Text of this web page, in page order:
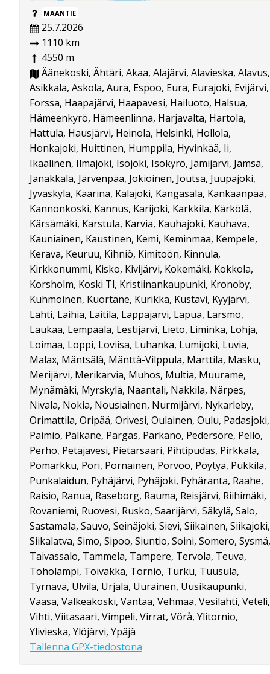
MAANTIE
25.7.2026
1110 km
4550 m
Äänekoski, Ähtäri, Akaa, Alajärvi, Alavieska, Alavus,
Asikkala, Askola, Aura, Espoo, Eura, Eurajoki, Evijärvi,
Forssa, Haapajärvi, Haapavesi, Hailuoto, Halsua,
Hämeenkyrö, Hämeenlinna, Harjavalta, Hartola,
Hattula, Hausjärvi, Heinola, Helsinki, Hollola,
Honkajoki, Huittinen, Humppila, Hyvinkää, Ii,
Ikaalinen, Ilmajoki, Isojoki, Isokyrö, Jämijärvi, Jämsä,
Janakkala, Järvenpää, Jokioinen, Joutsa, Juupajoki,
Jyväskylä, Kaarina, Kalajoki, Kangasala, Kankaanpää,
Kannonkoski, Kannus, Karijoki, Karkkila, Kärkölä,
Kärsämäki, Karstula, Karvia, Kauhajoki, Kauhava,
Kauniainen, Kaustinen, Kemi, Keminmaa, Kempele,
Kerava, Keuruu, Kihniö, Kimitoön, Kinnula,
Kirkkonummi, Kisko, Kivijärvi, Kokemäki, Kokkola,
Korsholm, Koski Tl, Kristiinankaupunki, Kronoby,
Kuhmoinen, Kuortane, Kurikka, Kustavi, Kyyjärvi,
Lahti, Laihia, Laitila, Lappajärvi, Lapua, Larsmo,
Laukaa, Lempäälä, Lestijärvi, Lieto, Liminka, Lohja,
Loimaa, Loppi, Loviisa, Luhanka, Lumijoki, Luvia,
Malax, Mäntsälä, Mänttä-Vilppula, Marttila, Masku,
Merijärvi, Merikarvia, Muhos, Multia, Muurame,
Mynämäki, Myrskylä, Naantali, Nakkila, Närpes,
Nivala, Nokia, Nousiainen, Nurmijärvi, Nykarleby,
Orimattila, Oripää, Orivesi, Oulainen, Oulu, Padasjoki,
Paimio, Pälkäne, Pargas, Parkano, Pedersöre, Pello,
Perho, Petäjävesi, Pietarsaari, Pihtipudas, Pirkkala,
Pomarkku, Pori, Pornainen, Porvoo, Pöytyä, Pukkila,
Punkalaidun, Pyhäjärvi, Pyhäjoki, Pyhäranta, Raahe,
Raisio, Ranua, Raseborg, Rauma, Reisjärvi, Riihimäki,
Rovaniemi, Ruovesi, Rusko, Saarijärvi, Säkylä, Salo,
Sastamala, Sauvo, Seinäjoki, Sievi, Siikainen, Siikajoki,
Siikalatva, Simo, Sipoo, Siuntio, Soini, Somero, Sysmä,
Taivassalo, Tammela, Tampere, Tervola, Teuva,
Toholampi, Toivakka, Tornio, Turku, Tuusula,
Tyrnävä, Ulvila, Urjala, Uurainen, Uusikaupunki,
Vaasa, Valkeakoski, Vantaa, Vehmaa, Vesilahti, Veteli,
Vihti, Viitasaari, Vimpeli, Virrat, Vörå, Ylitornio,
Ylivieska, Ylöjärvi, Ypäjä
Tallenna GPX-tiedostona